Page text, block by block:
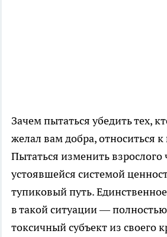
Зачем пытаться убедить тех,
желал вам добра, относиться
Пытаться изменить взрослого
устоявшейся системой
тупиковый путь.
в такой ситуации —
токсичный субъект из своего